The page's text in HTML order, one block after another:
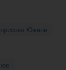
Южное